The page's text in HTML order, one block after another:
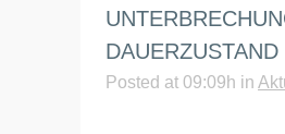
DAUERZUSTAND
Posted at 09:09h in